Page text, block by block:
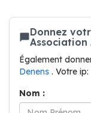
Donnez
Association
Également
Denens . Votre ip:
Nom :